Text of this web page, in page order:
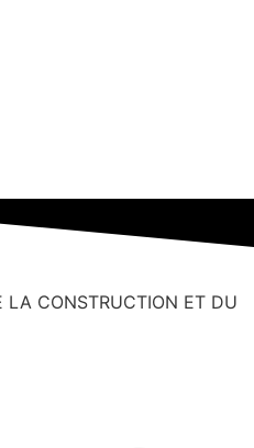
LA CONSTRUCTION ET DU